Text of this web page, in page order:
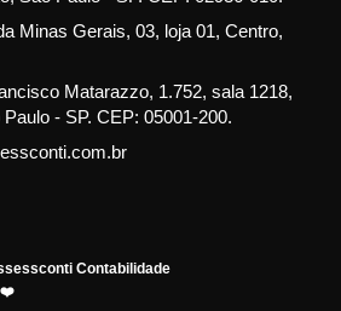
Minas Gerais, 03, loja 01, Centro,
Matarazzo, 1.752, sala 1218,
- SP. CEP: 05001-200.
Contabilidade
❤️